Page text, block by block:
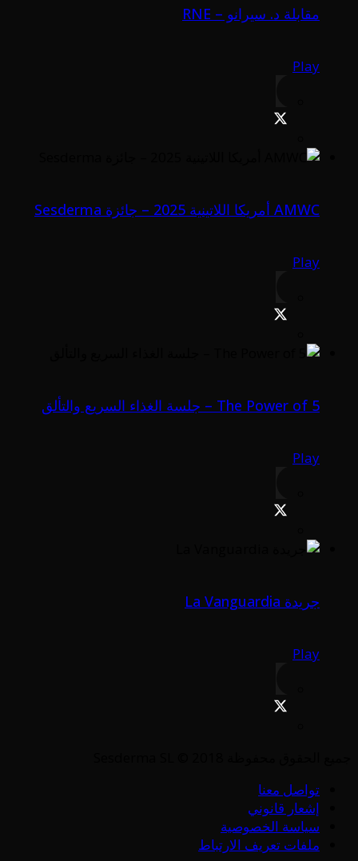
مقابلة د. سيرانو – RNE
Play
AMWC أمريكا اللاتينية 2025 – جائزة Sesderma
Play
The Power of 5 – جلسة الغذاء السريع والتألق
Play
جريدة La Vanguardia
Play
تواصل معنا
إشعار قانوني
سياسة الخصوصية
ملفات تعريف الارتباط